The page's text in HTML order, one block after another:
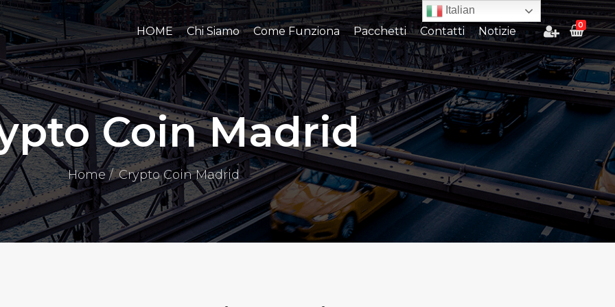
HOME Chi Siamo Come Funziona Pacchetti Contatti Notizie 0
Coin Madrid
Home Crypto Coin Madrid
Italian